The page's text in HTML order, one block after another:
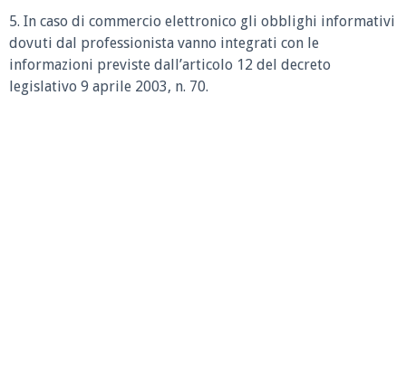
5. In caso di commercio elettronico gli obblighi informativi
dovuti dal professionista vanno integrati con le
informazioni previste dall’articolo 12 del decreto
legislativo 9 aprile 2003, n. 70.